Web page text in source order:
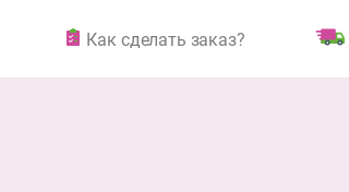
Как сделать заказ?